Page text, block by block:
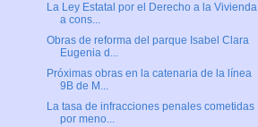
La Ley Estatal por el Derecho a la Vivienda
a cons...
Obras de reforma del parque Isabel Clara
Eugenia d...
Próximas obras en la catenaria de la línea
9B de M...
La tasa de infracciones penales cometidas
por meno...